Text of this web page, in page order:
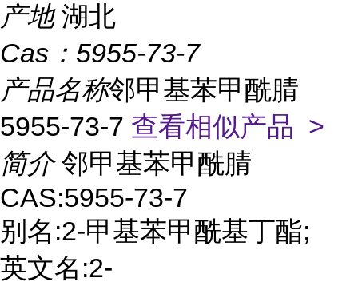
产地 湖北
Cas： 5955-73-7
产品名称邻甲基苯甲酰腈
5955-73-7 查看相似产品 >
简介 邻甲基苯甲酰腈
CAS:5955-73-7
别名:2-甲基苯甲酰基丁酯;
英文名:2-